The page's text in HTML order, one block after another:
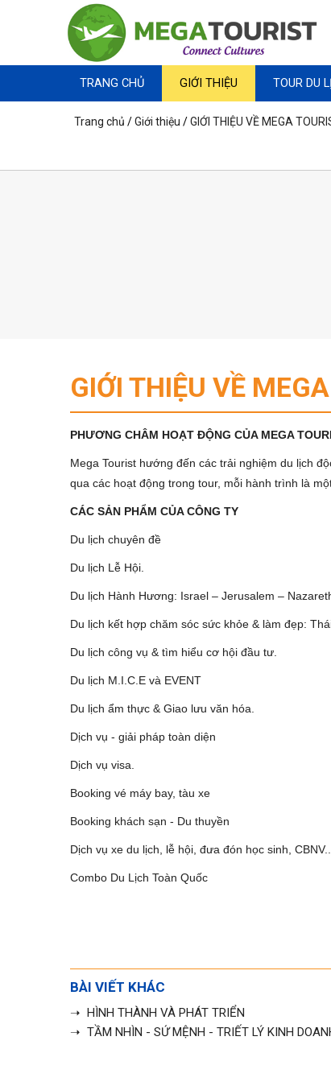
TRANG CHỦ GIỚI THIỆU TOUR DU
Trang chủ /Giới thiệu /GIỚI THIỆU VỀ MEGA
GIỚI THIỆU VỀ
PHƯƠNG CHÂM HOẠT ĐỘNG CỦA MEGA
Mega Tourist hướng đến các trải nghiệm du lịch
qua các hoạt động trong tour, mỗi hành trình là
CÁC SẢN PHẨM CỦA CÔNG TY
Du lịch chuyên đề
Du lịch Lễ Hội.
Du lịch Hành Hương: Israel – Jerusalem –
Du lịch kết hợp chăm sóc sức khỏe & làm đẹp:
Du lịch công vụ & tìm hiểu cơ hội đầu tư.
Du lịch M.I.C.E và EVENT
Du lịch ẩm thực & Giao lưu văn hóa.
Dịch vụ - giải pháp toàn diện
Dịch vụ visa.
Booking vé máy bay, tàu xe
Booking khách sạn - Du thuyền
Dịch vụ xe du lịch, lễ hội, đưa đón học sinh, CBNV...
Combo Du Lịch Toàn Quốc
BÀI VIẾT KHÁC
➝ HÌNH THÀNH VÀ PHÁT TRIỂN
➝ TẦM NHÌN - SỨ MỆNH - TRIẾT LÝ KINH